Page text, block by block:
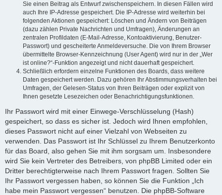
Sie einen Beitrag als Entwurf zwischenspeichern. In diesen Fällen wird
auch Ihre IP-Adresse gespeichert. Die IP-Adresse wird weiterhin bei
folgenden Aktionen gespeichert: Löschen und Ändern von Beiträgen
(dazu zählen Private Nachrichten und Umfragen), Änderungen an
zentralen Profildaten (E-Mail-Adresse, Kontoaktivierung, Benutzer-
Passwort) und gescheiterte Anmeldeversuche. Die von Ihrem Browser
übermittelte Browser-Kennzeichnung (User Agent) wird nur in der „Wer
ist online?“-Funktion angezeigt und nicht dauerhaft gespeichert.
Schließlich erfordern einzelne Funktionen des Boards, dass weitere
Daten gespeichert werden. Dazu gehören Ihr Abstimmungsverhalten bei
Umfragen, der Gelesen-Status von Ihren Beiträgen oder explizit von
Ihnen gesetzte Lesezeichen oder Benachrichtigungsfunktionen.
Ihr Passwort wird mit einer Einwege-Verschlüsselung (Hash)
gespeichert, so dass es sicher ist. Jedoch wird Ihnen empfohlen,
dieses Passwort nicht auf einer Vielzahl von Webseiten zu
verwenden. Das Passwort ist Ihr Schlüssel zu Ihrem Benutzerkonto
für das Board, also gehen Sie mit ihm sorgsam um. Insbesondere
wird Sie kein Vertreter des Betreibers, von phpBB Limited oder ein
Dritter berechtigterweise nach Ihrem Passwort fragen. Sollten Sie
Ihr Passwort vergessen haben, so können Sie die Funktion „Ich
habe mein Passwort vergessen“ benutzen. Die phpBB-Software